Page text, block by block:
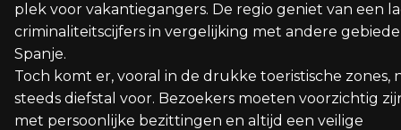
plek voor vakantiegangers. De regio geniet van een
criminaliteitscijfers in vergelijking met andere
Spanje.
Toch komt er, vooral in de drukke toeristische zones,
steeds diefstal voor. Bezoekers moeten voorzichtig
met persoonlijke bezittingen en altijd een veilige